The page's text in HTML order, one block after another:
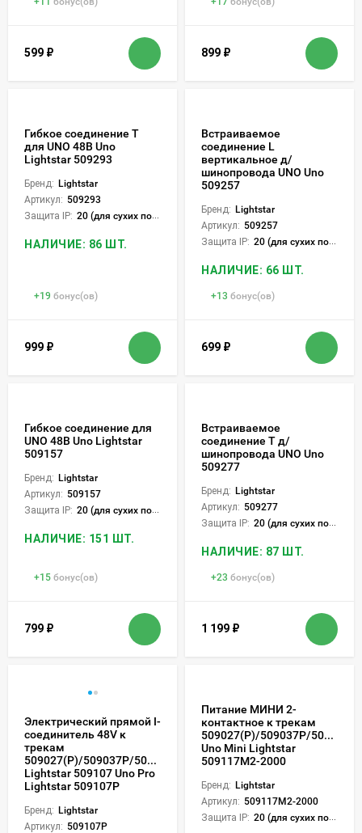
599 ₽ 899 ₽
Гибкое соединение T
для UNO 48В Uno
Lightstar 509293
Бренд: Lightstar
Артикул: 509293
Защита IP: 20 (для сухих пом.)
НАЛИЧИЕ: 86 ШТ.
+19 бонус(ов)
999 ₽
Встраиваемое
соединение L
вертикальное д/
шинопровода UNO Uno
509257
Бренд: Lightstar
Артикул: 509257
Защита IP: 20 (для сухих пом.)
НАЛИЧИЕ: 66 ШТ.
+13 бонус(ов)
699 ₽
Гибкое соединение для
UNO 48В Uno Lightstar
509157
Бренд: Lightstar
Артикул: 509157
Защита IP: 20 (для сухих пом.)
НАЛИЧИЕ: 151 ШТ.
+15 бонус(ов)
799 ₽
Встраиваемое
соединение Т д/
шинопровода UNO Uno
509277
Бренд: Lightstar
Артикул: 509277
Защита IP: 20 (для сухих пом.)
НАЛИЧИЕ: 87 ШТ.
+23 бонус(ов)
1 199 ₽
Электрический прямой I-
соединитель 48V к
трекам
509027(P)/509037P/509227(P)/509237P
Lightstar 509107 Uno Pro
Lightstar 509107P
Бренд: Lightstar
Артикул: 509107P
Питание МИНИ 2-
контактное к трекам
509027(P)/509037P/
Uno Mini Lightstar
509117M2-2000
Бренд: Lightstar
Артикул: 509117M2-2000
Защита IP: 20 (для сухих пом.)